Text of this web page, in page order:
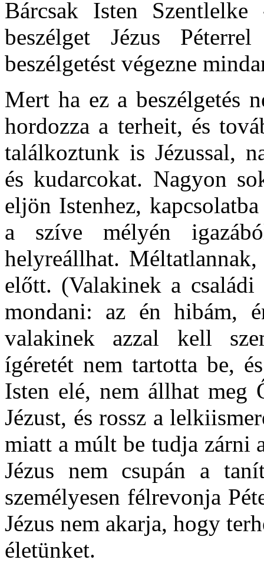
Bárcsak Isten
beszélget Jézus
beszélgetést végezne
Mert ha ez a beszélgetés
hordozza a terheit, és
találkoztunk is Jézussal,
és kudarcokat. Nagyon
eljön Istenhez,
a szíve mélyén
helyreállhat.
előtt. (Valakinek a
mondani: az én hibám,
valakinek azzal kell
ígéretét nem tartotta be,
Isten elé, nem állhat meg
Jézust, és rossz a
miatt a múlt be tudja zárni
Jézus nem csupán a
személyesen félrevonja
Jézus nem akarja, hogy
életünket.